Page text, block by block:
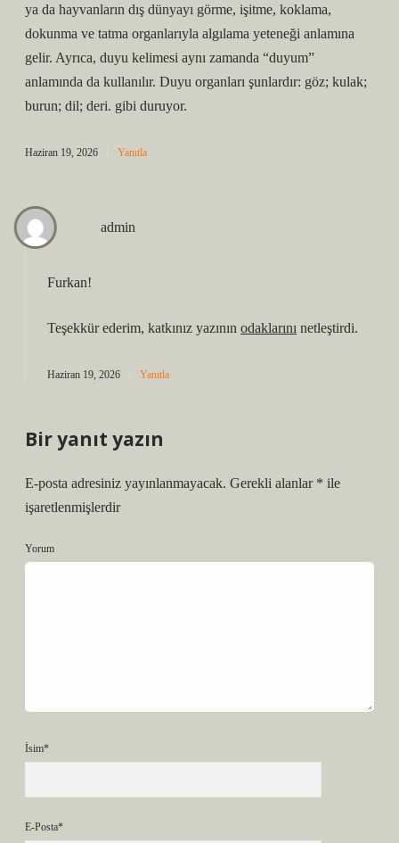
ya da hayvanların dış dünyayı görme, işitme, koklama,
dokunma ve tatma organlarıyla algılama yeteneği anlamına
gelir. Ayrıca, duyu kelimesi aynı zamanda “duyum”
anlamında da kullanılır. Duyu organları şunlardır: göz; kulak;
burun; dil; deri. gibi duruyor.
Haziran 19, 2026 Yanıtla
admin
Furkan!
Teşekkür ederim, katkınız yazının odaklarını netleştirdi.
Haziran 19, 2026 Yanıtla
Bir yanıt yazın
E-posta adresiniz yayınlanmayacak. Gerekli alanlar * ile
işaretlenmişlerdir
Yorum
İsim*
E-Posta*